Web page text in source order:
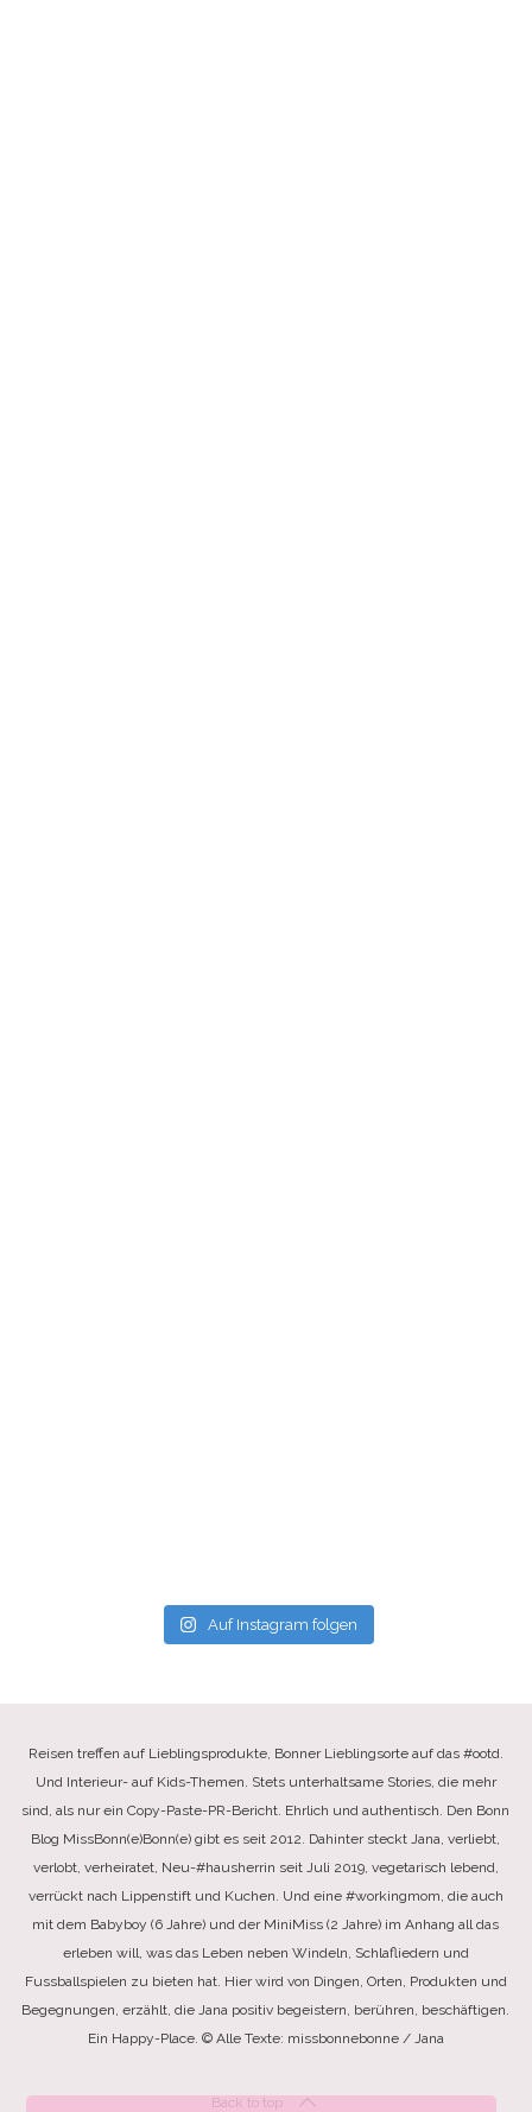
Auf Instagram folgen
Reisen treffen auf Lieblingsprodukte, Bonner Lieblingsorte auf das #ootd.
Und Interieur- auf Kids-Themen. Stets unterhaltsame Stories, die mehr
sind, als nur ein Copy-Paste-PR-Bericht. Ehrlich und authentisch. Den Bonn
Blog MissBonn(e)Bonn(e) gibt es seit 2012. Dahinter steckt Jana, verliebt,
verlobt, verheiratet, Neu-#hausherrin seit Juli 2019, vegetarisch lebend,
verrückt nach Lippenstift und Kuchen. Und eine #workingmom, die auch
mit dem Babyboy (6 Jahre) und der MiniMiss (2 Jahre) im Anhang all das
erleben will, was das Leben neben Windeln, Schlafliedern und
Fussballspielen zu bieten hat. Hier wird von Dingen, Orten, Produkten und
Begegnungen, erzählt, die Jana positiv begeistern, berühren, beschäftigen.
Ein Happy-Place. © Alle Texte: missbonnebonne / Jana
Back to top